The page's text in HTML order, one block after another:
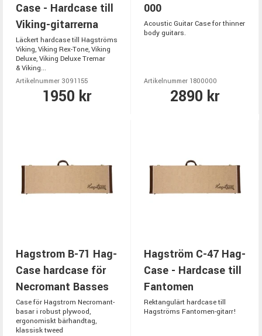
Case - Hardcase till
Viking-gitarrerna
Läckert hardcase till Hagströms
Viking, Viking Rex-Tone, Viking
Deluxe, Viking Deluxe Tremar
& Viking...
Artikelnummer 3091155
1950 kr
000
Acoustic Guitar Case for thinner
body guitars.
Artikelnummer 1800000
2890 kr
Hagstrom B-71 Hag-
Case hardcase för
Necromant Basses
Case för Hagstrom Necromant-
basar i robust plywood,
ergonomiskt bärhandtag,
klassisk tweed
Hagström C-47 Hag-
Case - Hardcase till
Fantomen
Rektangulärt hardcase till
Hagströms Fantomen-gitarr!